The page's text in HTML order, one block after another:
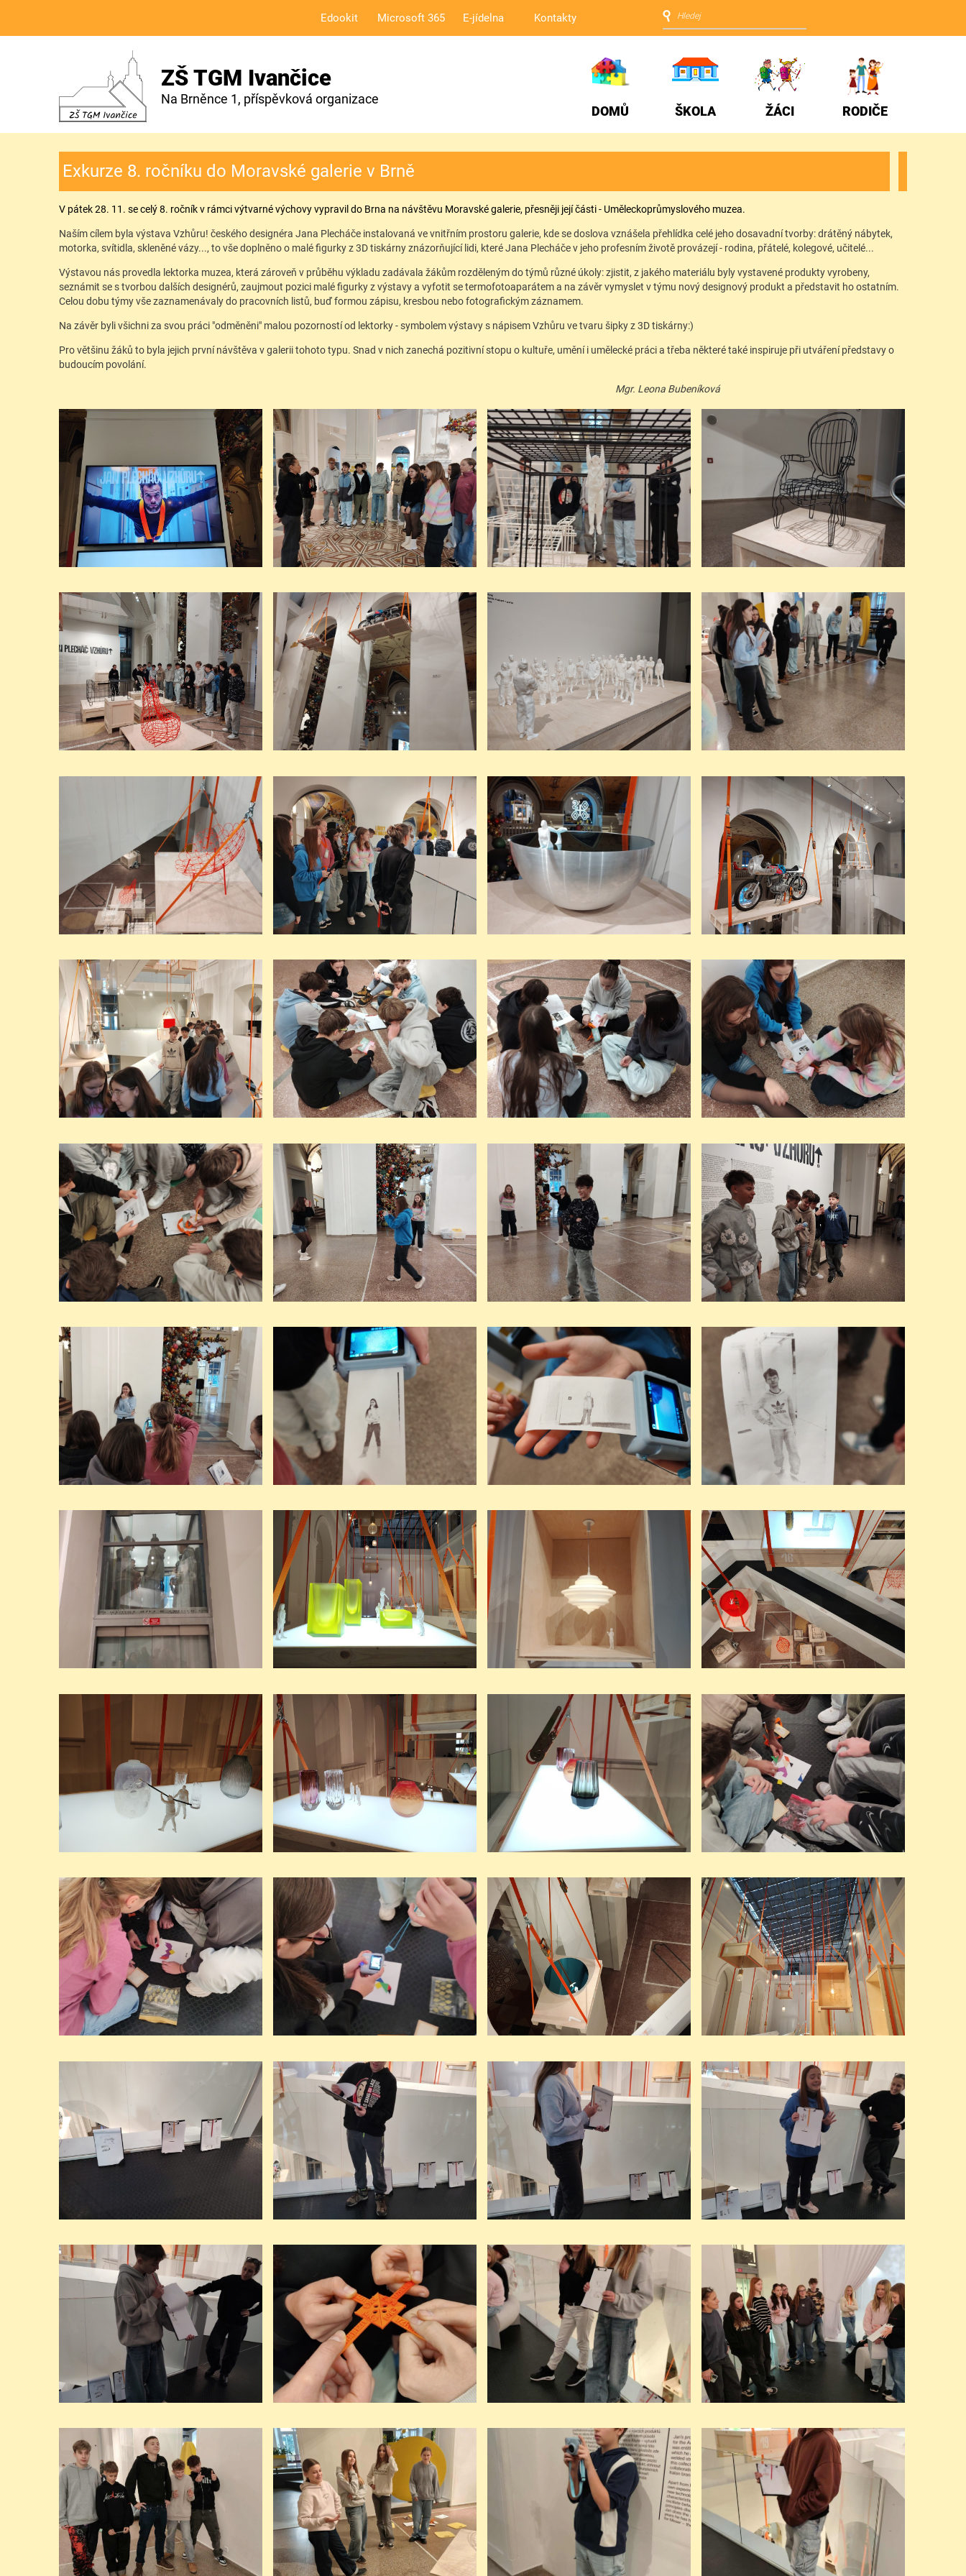
Edookit Microsoft 365 E-jídelna Kontakty
ZŠ TGM Ivančice
Na Brněnce 1, příspěvková organizace
DOMŮ
ŠKOLA ŽÁCI RODIČE
Exkurze 8. ročníku do Moravské galerie v Brně
V pátek 28. 11. se celý 8. ročník v rámci výtvarné výchovy vypravil do Brna na návštěvu Moravské galerie, přesněji její části - Uměleckoprůmyslového muzea.
Naším cílem byla výstava Vzhůru! českého designéra Jana Plecháče instalovaná ve vnitřním prostoru galerie, kde se doslova vznášela přehlídka celé jeho dosavadní tvorby: drátěný nábytek,
motorka, svítidla, skleněné vázy..., to vše doplněno o malé figurky z 3D tiskárny znázorňující lidi, které Jana Plecháče v jeho profesním životě provázejí - rodina, přátelé, kolegové, učitelé...
Výstavou nás provedla lektorka muzea, která zároveň v průběhu výkladu zadávala žákům rozděleným do týmů různé úkoly: zjistit, z jakého materiálu byly vystavené produkty vyrobeny,
seznámit se s tvorbou dalších designérů, zaujmout pozici malé figurky z výstavy a vyfotit se termofotoaparátem a na závěr vymyslet v týmu nový designový produkt a představit ho ostatním.
Celou dobu týmy vše zaznamenávaly do pracovních listů, buď formou zápisu, kresbou nebo fotografickým záznamem.
Na závěr byli všichni za svou práci "odměněni" malou pozorností od lektorky - symbolem výstavy s nápisem Vzhůru ve tvaru šipky z 3D tiskárny:)
Pro většinu žáků to byla jejich první návštěva v galerii tohoto typu. Snad v nich zanechá pozitivní stopu o kultuře, umění i umělecké práci a třeba některé také inspiruje při utváření představy o
budoucím povolání.
Mgr. Leona Bubeníková